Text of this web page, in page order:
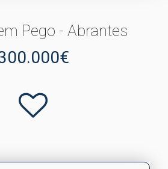
Pego - Abrantes